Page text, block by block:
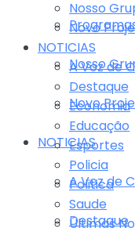
Nosso
Novo
NOTICIAS
A Voz de
Destaque
Nosso
Novo
NOTICIAS
A Voz de
Destaque
Economia
Educação
Esportes
Policia
Politica
Saude
Últimas